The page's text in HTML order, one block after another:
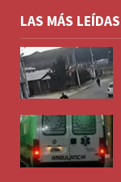
LAS MÁS